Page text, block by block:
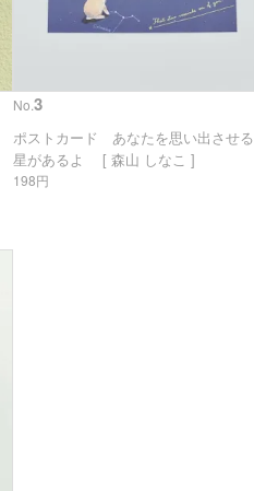
No. 3
ポストカード あなたを思い出させる
星があるよ [ 森山 しなこ ]
198円